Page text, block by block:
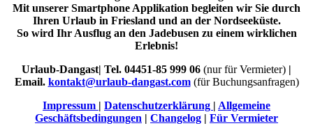
Mit unserer Smartphone Applikation begleiten wir Sie durch
Ihren Urlaub in Friesland und an der Nordseeküste.
So wird Ihr Ausflug an den Jadebusen zu einem wirklichen
Erlebnis!
Urlaub-Dangast| Tel. 04451-85 999 06 (nur für Vermieter) |
Email. kontakt@urlaub-dangast.com (für Buchungsanfragen)
Impressum | Datenschutzerklärung | Allgemeine
Geschäftsbedingungen | Changelog | Für Vermieter